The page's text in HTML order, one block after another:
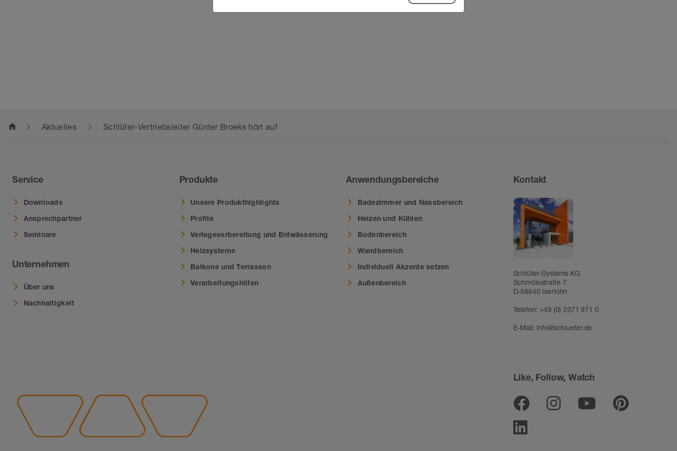
home Aktuelles Schlüter-Vertriebsleiter Günter Broeks hört auf
Service
Downloads
Ansprechpartner
Seminare
Unternehmen
Über uns
Nachhaltigkeit
Produkte
Unsere Produkthighlights
Profile
Verlegevorbereitung und Entwässerung
Heizsysteme
Balkone und Terrassen
Verarbeitungshilfen
Anwendungsbereiche
Badezimmer und Nassbereich
Heizen und Kühlen
Bodenbereich
Wandbereich
Individuell Akzente setzen
Außenbereich
Kontakt
Schlüter-Systems KG
Schmölestraße 7
D-58640 Iserlohn
Telefon:+49 (0) 2371 971 0
E-Mail: info@schlueter.de
Like, Follow, Watch
Facebook
Instagram
Youtube
Linkedin